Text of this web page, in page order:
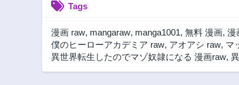
Tags
漫画 raw, mangaraw, manga1001, 無料 漫画, 漫
僕のヒーローアカデミア raw, アオアシ raw, マ
異世界転生したのでマゾ奴隷になる 漫画raw,